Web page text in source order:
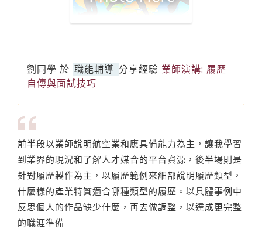
劉同學 於 職能輔導 分享經驗 業師演講: 履歷
自傳與面試技巧
前半段以業師說明航空業和應具備能力為主，讓我學習
到業界的現況和了解人才媒合的平台資源，後半場則是
針對履歷製作為主，以履歷範例來細部說明履歷類型，
什麼樣的產業特質適合哪種類型的履歷。以具體事例中
反思個人的作品缺少什麼，再去做調整，以達成更完整
的職涯準備